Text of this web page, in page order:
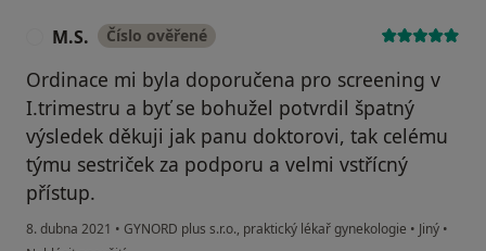
M.S. Číslo ověřené
Ordinace mi byla doporučena pro screening v
I.trimestru a byť se bohužel potvrdil špatný
výsledek děkuji jak panu doktorovi, tak celému
týmu sestriček za podporu a velmi vstřícný
přístup.
8. dubna 2021 • GYNORD plus s.r.o., praktický lékař gynekologie • Jiný •